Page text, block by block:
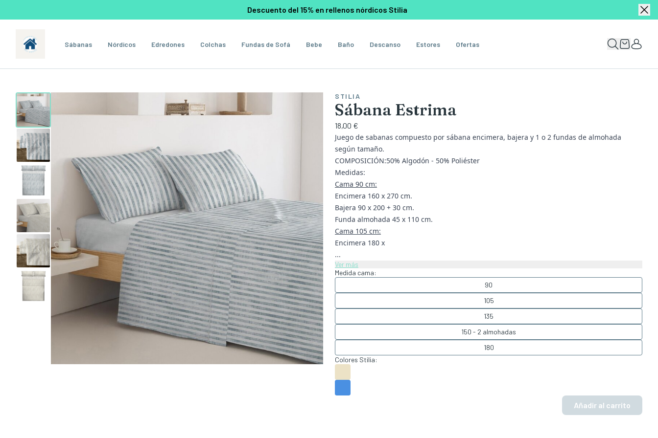
Descuento del 15% en rellenos nórdicos Stilia
Sábanas Nórdicos Edredones Colchas Fundas de Sofá Bebe Baño Descanso Estores Ofertas
STILIA
Sábana Estrima
18,00 €
Juego de sabanas compuesto por sábana encimera, bajera y 1 o 2 fundas de almohada
según tamaño.
COMPOSICIÓN:50% Algodón - 50% Poliéster
Medidas:
Cama 90 cm:
Encimera 160 x 270 cm.
Bajera 90 x 200 + 30 cm.
Funda almohada 45 x 110 cm.
Cama 105 cm:
Encimera 180 x
...
Ver más
Medida cama:
90
105
135
150 - 2 almohadas
180
Colores Stilia:
Añadir al carrito